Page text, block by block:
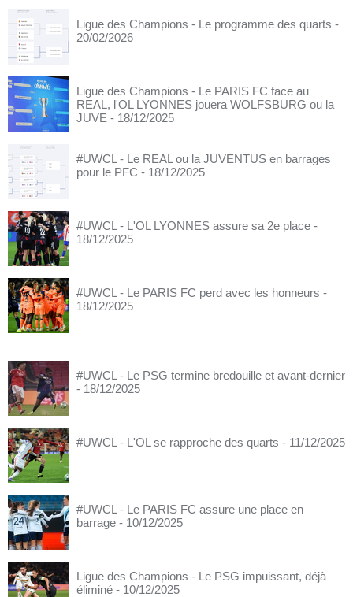
Ligue des Champions - Le programme des quarts -
20/02/2026
Ligue des Champions - Le PARIS FC face au
REAL, l'OL LYONNES jouera WOLFSBURG ou la
JUVE - 18/12/2025
#UWCL - Le REAL ou la JUVENTUS en barrages
pour le PFC - 18/12/2025
#UWCL - L'OL LYONNES assure sa 2e place -
18/12/2025
#UWCL - Le PARIS FC perd avec les honneurs -
18/12/2025
#UWCL - Le PSG termine bredouille et avant-dernier
- 18/12/2025
#UWCL - L'OL se rapproche des quarts - 11/12/2025
#UWCL - Le PARIS FC assure une place en
barrage - 10/12/2025
Ligue des Champions - Le PSG impuissant, déjà
éliminé - 10/12/2025